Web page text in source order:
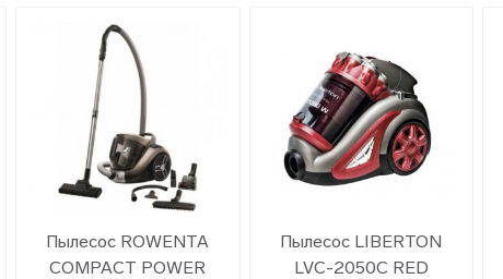
Пылесос ROWENTA
COMPACT POWER
Пылесос LIBERTON
LVC-2050C RED